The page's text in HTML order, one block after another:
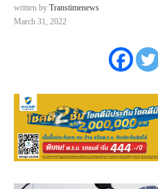
written by Transtimenews
March 31, 2022